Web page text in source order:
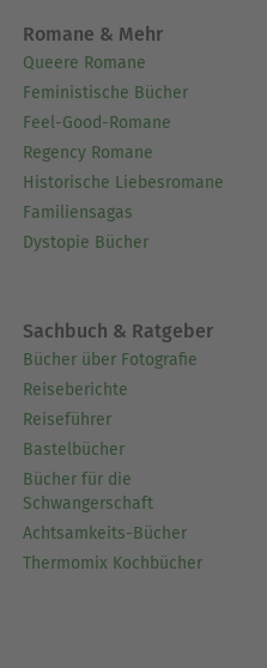
Romane & Mehr
Queere Romane
Feministische Bücher
Feel-Good-Romane
Regency Romane
Historische Liebesromane
Familiensagas
Dystopie Bücher
Sachbuch & Ratgeber
Bücher über Fotografie
Reiseberichte
Reiseführer
Bastelbücher
Bücher für die
Schwangerschaft
Achtsamkeits-Bücher
Thermomix Kochbücher